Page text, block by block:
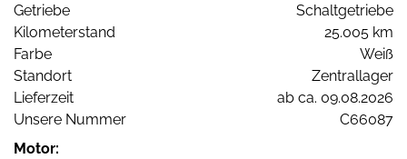
Getriebe
Schaltgetriebe
Kilometerstand
25.005 km
Farbe
Weiß
Standort
Zentrallager
Lieferzeit
ab ca. 09.08.2026
Unsere Nummer
C66087
Motor: